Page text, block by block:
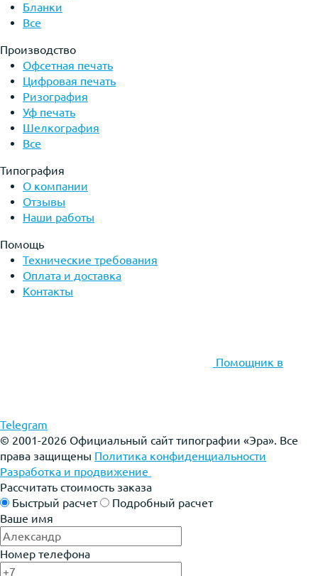
Бланки
Все
Производство
Офсетная печать
Цифровая печать
Ризография
Уф печать
Шелкография
Все
Типография
О компании
Отзывы
Наши работы
Помощь
Технические требования
Оплата и доставка
Контакты
Помощник в
Telegram
© 2001-2026 Официальный сайт типографии «Эра». Все
права защищены Политика конфиденциальности
Разработка и продвижение
Рассчитать стоимость заказа
Быстрый расчет
Подробный расчет
Ваше имя
Номер телефона